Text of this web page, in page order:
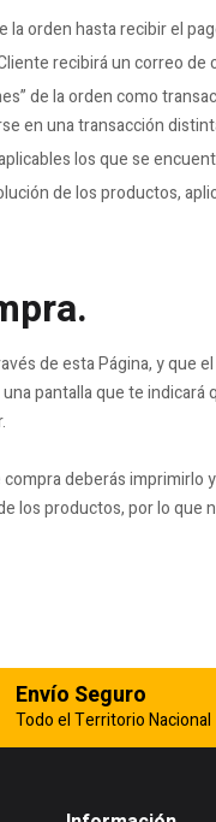
orden hasta recibir el
recibirá un correo
de la orden como
en una transacción
los que se
de los productos,
de esta Página, y
pantalla que te
deberás
los productos, por lo
Envío Seguro
Todo el Territorio Nacional